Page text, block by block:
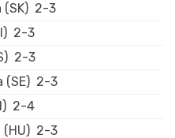
2-3
2-3
2-3
(SE) 2-3
2-4
2-3